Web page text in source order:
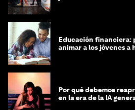
Educación financiera:
animar a los jóvenes a
Por qué debemos
en la era de la IA